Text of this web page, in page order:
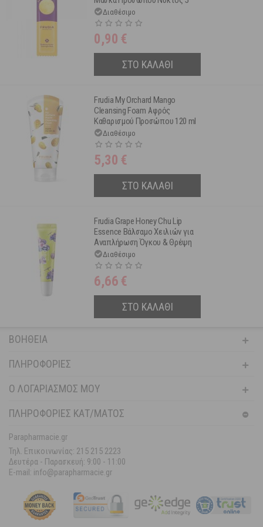
mlΔιαθέσιμο
0,90 €
ΣΤΟ ΚΑΛΑΘΙ
Frudia My Orchard Mango
Cleansing Foam Αφρός
Καθαρισμού Προσώπου 120 ml
Διαθέσιμο
5,30 €
ΣΤΟ ΚΑΛΑΘΙ
Frudia Grape Honey Chu Lip
Essence Βάλσαμο Χειλιών για
Αναπλήρωση Όγκου & Θρέψη
10 gΔιαθέσιμο
6,66 €
ΣΤΟ ΚΑΛΑΘΙ
ΒΟΉΘΕΙΑ
ΠΛΗΡΟΦΟΡΊΕΣ
Ο ΛΟΓΑΡΙΑΣΜΌΣ ΜΟΥ
ΠΛΗΡΟΦΟΡΙΕΣ ΚΑΤ/ΜΑΤΟΣ
Parapharmacie.gr
Τηλ. Επικοινωνίας: 215 215 2223
Δευτέρα - Παρασκευή: 9:00 - 11:00
E-mail: info@parapharmacie.gr